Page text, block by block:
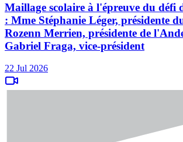
Maillage scolaire à l'épreuve du défi
: Mme Stéphanie Léger, présidente
Rozenn Merrien, présidente de
Gabriel Fraga, vice-président
22 Jul 2026